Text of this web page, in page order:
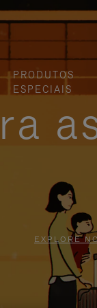
PRODUTOS
ESPECIAIS
EXPLORE